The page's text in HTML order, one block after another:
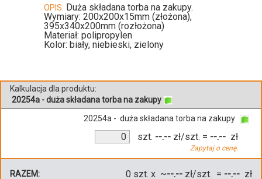
OPIS: Duża składana torba na zakupy.
Wymiary: 200x200x15mm (złożona),
395x340x200mm (rozłożona)
Materiał: polipropylen
Kolor: biały, niebieski, zielony
Kalkulacja dla produktu:
20254a - duża składana torba na zakupy
20254a - duża składana torba na zakupy
szt. --.-- zł/szt.
Zapytaj o cenę.
= --.-- zł
RAZEM: 0 szt. x ~--.-- zł/szt. = --.-- zł